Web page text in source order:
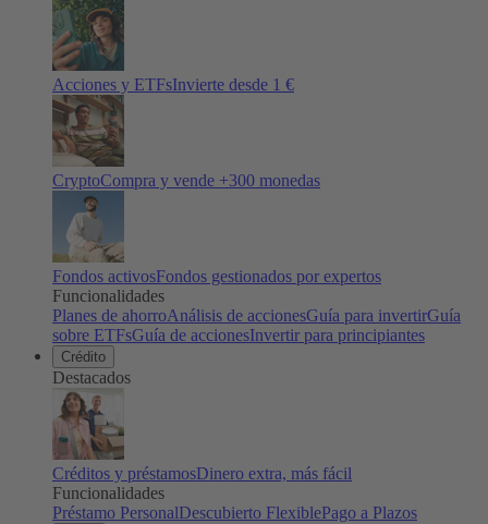
Acciones y ETFsInvierte desde 1 €
CryptoCompra y vende +300 monedas
Fondos activosFondos gestionados por expertos
Funcionalidades
Planes de ahorroAnálisis de accionesGuía para invertirGuía
sobre ETFsGuía de accionesInvertir para principiantes
Crédito
Destacados
Créditos y préstamosDinero extra, más fácil
Funcionalidades
Préstamo PersonalDescubierto FlexiblePago a Plazos